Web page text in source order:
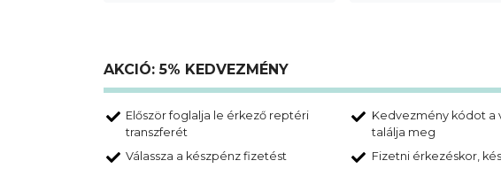
AKCIÓ: 5% KEDVEZMÉNY
Először foglalja le érkező reptéri
transzferét
Kedvezmény kódot a
találja meg
Válassza a készpénz fizetést
Fizetni érkezéskor,